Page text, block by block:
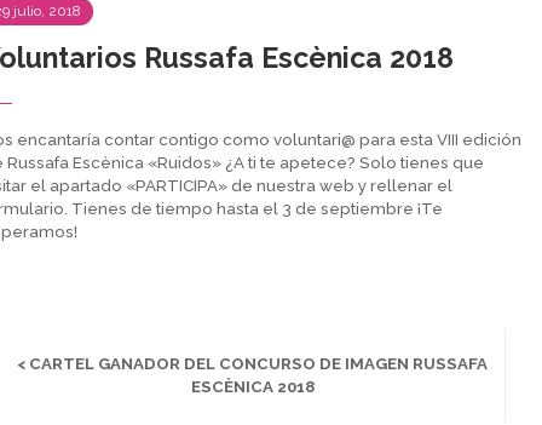
julio, 2018
Russafa Escènica 2018
encantaría contar contigo como voluntari@ para esta VIII edición
Russafa Escènica «Ruidos» ¿A ti te apetece? Solo tienes que
el apartado «PARTICIPA» de nuestra web y rellenar el
Tienes de tiempo hasta el 3 de septiembre ¡Te
< CARTEL GANADOR DEL CONCURSO DE IMAGEN RUSSAFA
ESCÈNICA 2018